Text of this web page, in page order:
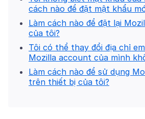
cách nào để đặt mật khẩu
Làm cách nào để đặt lại
của tôi?
Tôi có thể thay đổi địa chỉ
Mozilla account của mình
Làm cách nào để sử dụng
trên thiết bị của tôi?